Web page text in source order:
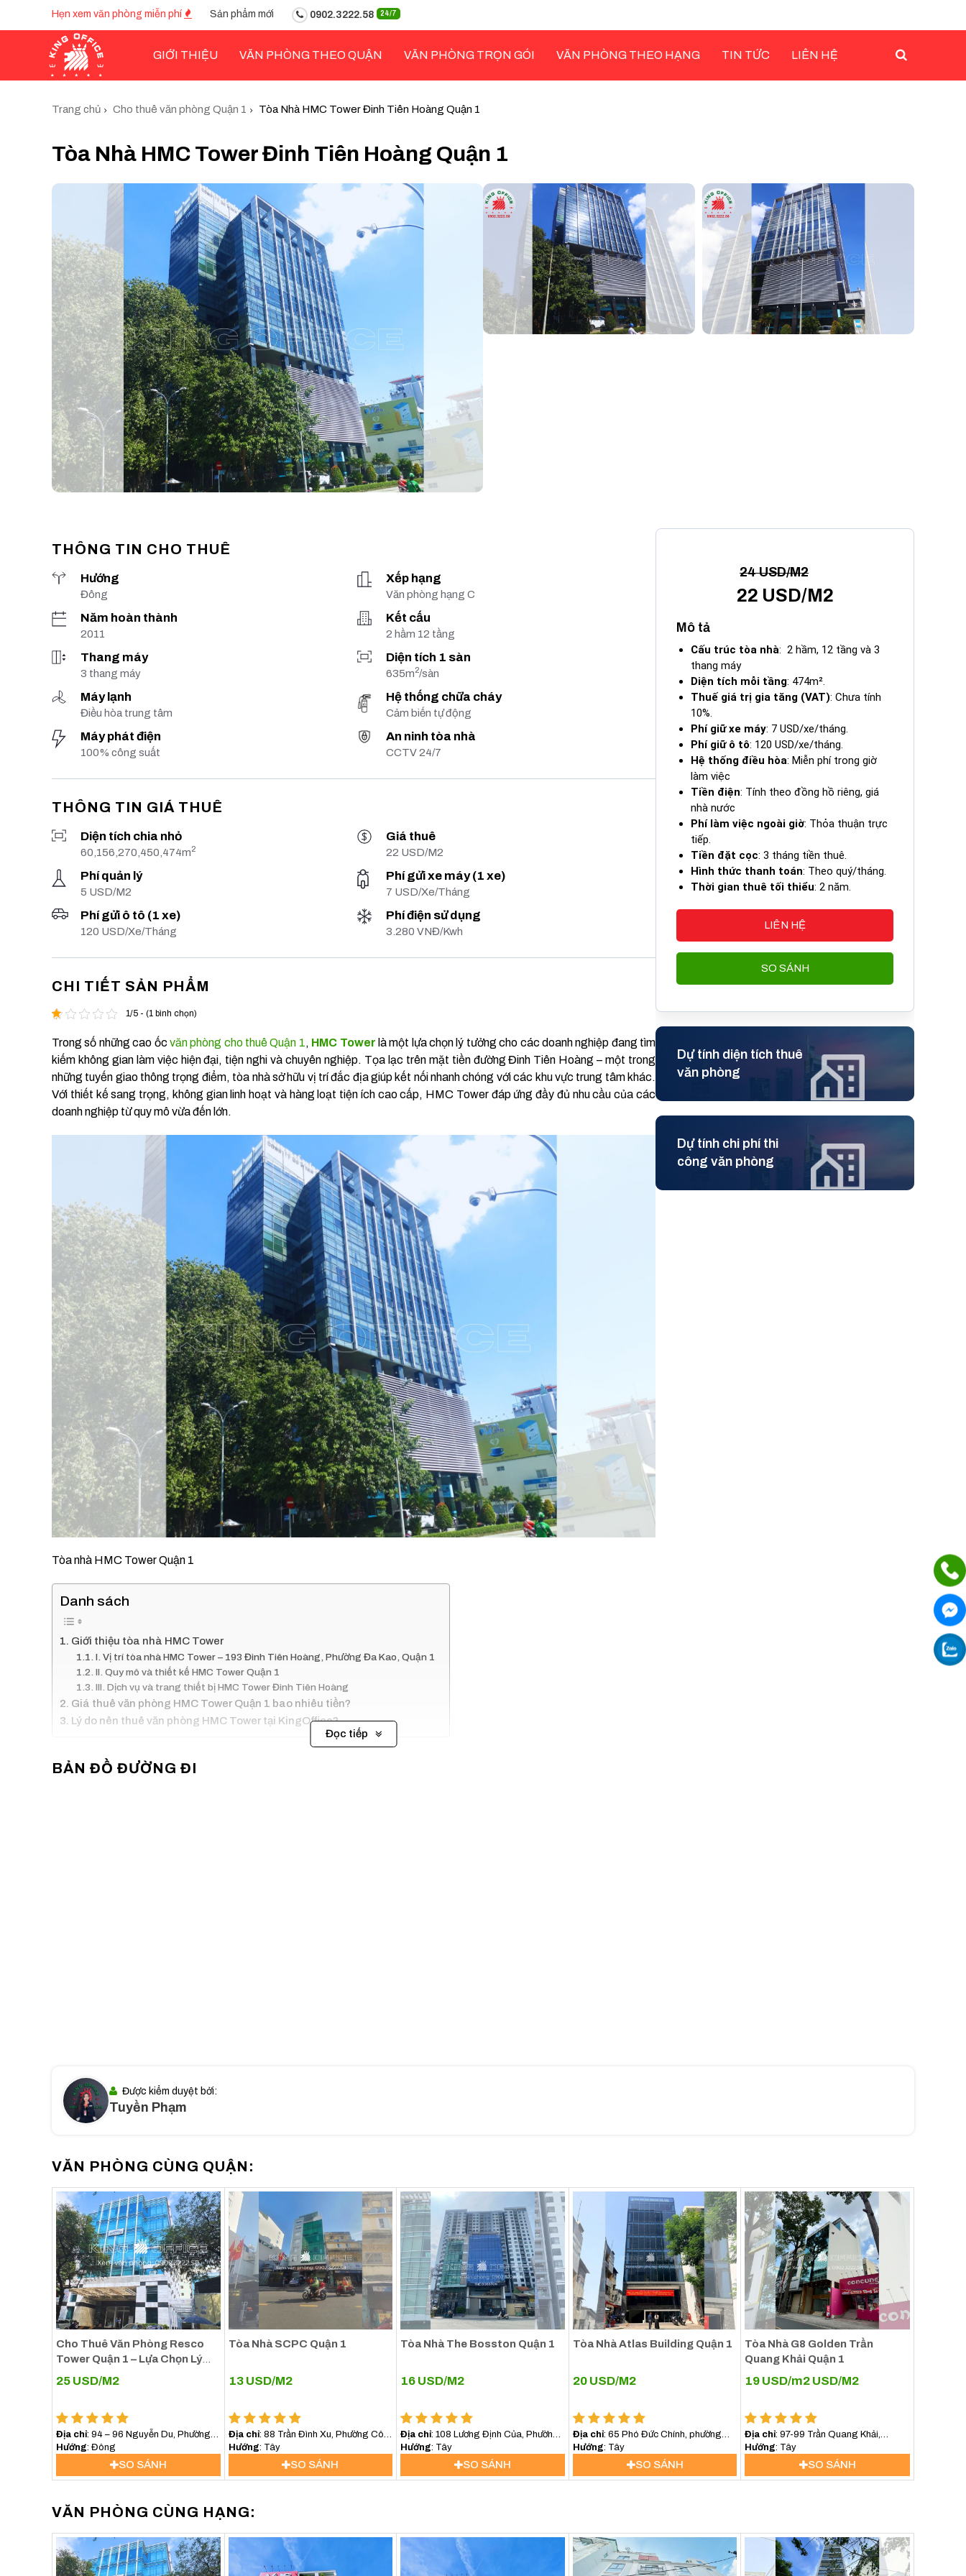
Hẹn xem văn phòng miễn phí Sản phẩm mới 0902.3222.58 24/7
GIỚI THIỆU VĂN PHÒNG THEO QUẬN VĂN PHÒNG TRỌN GÓI VĂN PHÒNG THEO HẠNG TIN TỨC LIÊN HỆ
Trang chủ Cho thuê văn phòng Quận 1 Tòa Nhà HMC Tower Đinh Tiên Hoàng Quận 1
Tòa Nhà HMC Tower Đinh Tiên Hoàng Quận 1
THÔNG TIN CHO THUÊ
Hướng
Đông
Xếp hạng
Văn phòng hạng C
Năm hoàn thành
2011
Kết cấu
2 hầm 12 tầng
Thang máy
3 thang máy
Diện tích 1 sàn
635m2/sàn
Máy lạnh
Điều hòa trung tâm
Hệ thống chữa cháy
Cảm biến tự động
Máy phát điện
100% công suất
An ninh tòa nhà
CCTV 24/7
THÔNG TIN GIÁ THUÊ
Diện tích chia nhỏ
60,156,270,450,474m2
Giá thuê
22 USD/M2
Phí quản lý
5 USD/M2
Phí gửi xe máy (1 xe)
7 USD/Xe/Tháng
Phí gửi ô tô (1 xe)
120 USD/Xe/Tháng
Phí điện sử dụng
3.280 VNĐ/Kwh
CHI TIẾT SẢN PHẨM
1/5 - (1 bình chọn)
Trong số những cao ốc văn phòng cho thuê Quận 1, HMC Tower là một lựa chọn lý tưởng cho các doanh nghiệp đang tìm
kiếm không gian làm việc hiện đại, tiện nghi và chuyên nghiệp. Tọa lạc trên mặt tiền đường Đinh Tiên Hoàng – một trong
những tuyến giao thông trọng điểm, tòa nhà sở hữu vị trí đắc địa giúp kết nối nhanh chóng với các khu vực trung tâm khác.
Với thiết kế sang trọng, không gian linh hoạt và hàng loạt tiện ích cao cấp, HMC Tower đáp ứng đầy đủ nhu cầu của các
doanh nghiệp từ quy mô vừa đến lớn.
Tòa nhà HMC Tower Quận 1
Danh sách
Giới thiệu tòa nhà HMC Tower
I. Vị trí tòa nhà HMC Tower – 193 Đinh Tiên Hoàng, Phường Đa Kao, Quận 1
II. Quy mô và thiết kế HMC Tower Quận 1
III. Dịch vụ và trang thiết bị HMC Tower Đinh Tiên Hoàng
Giá thuê văn phòng HMC Tower Quận 1 bao nhiêu tiền?
Lý do nên thuê văn phòng HMC Tower tại KingOffice?
Giới thiệu tòa nhà HMC Tower
Khoảng 10 phút
Gần các ngân hàng lớnnhư Vietcombank, BIDV, Techcombank, tạo điều kiện thuận lợi cho các giao dịch tài chính.
Gần các trung tâm thương mại, khách sạn cao cấp, nhà hàng sang trọng
của doanh nghiệp.
Sở hữu văn phòng tại HMC Tower, doanh nghiệp không chỉ có một vị trí làm việc thuận lợi mà còn nâng cao uy tín và hình
ảnh chuyên nghiệp trong mắt đối tác, khách hàng.
Đọc tiếp
24 USD/M2
22 USD/M2
Mô tả
Cấu trúc tòa nhà: 2 hầm, 12 tầng và 3
thang máy
Diện tích mỗi tầng: 474m².
Thuế giá trị gia tăng (VAT): Chưa tính
10%.
Phí giữ xe máy: 7 USD/xe/tháng.
Phí giữ ô tô: 120 USD/xe/tháng.
Hệ thống điều hòa: Miễn phí trong giờ
làm việc
Tiền điện: Tính theo đồng hồ riêng, giá
nhà nước
Phí làm việc ngoài giờ: Thỏa thuận trực
tiếp.
Tiền đặt cọc: 3 tháng tiền thuê.
Hình thức thanh toán: Theo quý/tháng.
Thời gian thuê tối thiểu: 2 năm.
LIÊN HỆ
SO SÁNH
Dự tính diện tích thuê
văn phòng
Dự tính chi phí thi
công văn phòng
BẢN ĐỒ ĐƯỜNG ĐI
Được kiểm duyệt bởi:
Tuyền Phạm
VĂN PHÒNG CÙNG QUẬN:
Cho Thuê Văn Phòng Resco
Tower Quận 1 – Lựa Chọn Lý
Tưởng Cho Doanh Nghiệp Tại
Trung Tâm TP.HCM
25 USD/M2
Địa chỉ: 94 – 96 Nguyễn Du, Phường
Sài Gòn (Phường Bến Nghé, Quận 1)
Hướng : Đông
SO SÁNH
Tòa Nhà SCPC Quận 1
13USD/M2
Địa chỉ: 88 Trần Đình Xu, Phường Cô
Giang, Quận 1, TP. Hồ Chí Minh
Hướng : Tây
SO SÁNH
Tòa Nhà The Bosston Quận 1
16 USD/M2
Địa chỉ: 108 Lương Định Của, Phường
An Khánh, TP.HCM
Hướng : Tây
SO SÁNH
Tòa Nhà Atlas Building Quận 1
20USD/M2
Địa chỉ: 65 Phó Đức Chính, phường
bến thành, HCM
Hướng : Tây
SO SÁNH
Tòa Nhà G8 Golden Trần
Quang Khải Quận 1
19 USD/m2 USD/M2
Địa chỉ: 97-99 Trần Quang Khải,
Phường Tân Định, TP HCM
Hướng : Tây
SO SÁNH
VĂN PHÒNG CÙNG HẠNG: